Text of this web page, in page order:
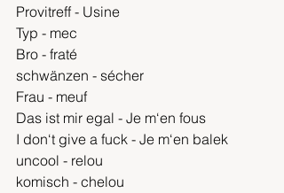
Provitreff - Usine
Typ - mec
Bro - fraté
schwänzen - sécher
Frau - meuf
Das ist mir egal - Je m‘en fous
I don‘t give a fuck - Je m‘en balek
uncool - relou
komisch - chelou